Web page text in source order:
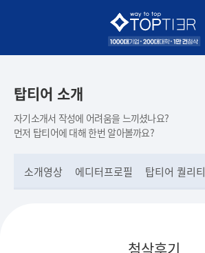
탑티어 소개
자기소개서 작성에 어려움을 느끼셨나요?
먼저 탑티어에 대해 한번 알아볼까요?
소개영상 에디터프로필 탑티어 퀄리티
첨삭후기